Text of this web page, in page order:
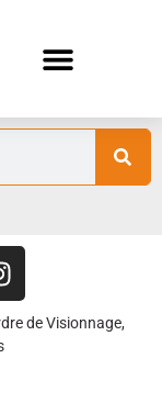
de Visionnage,